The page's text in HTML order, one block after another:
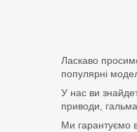
Ласкаво
популярні
У нас ви
приводи,
Ми гарантуємо